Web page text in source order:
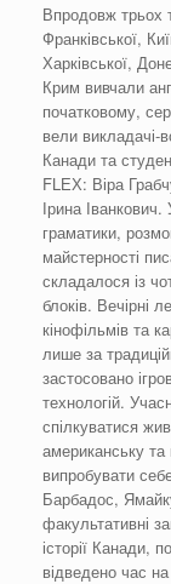
Впродовж трьох
Франківської,
Харківської,
Крим вивчали
початковому,
вели викладачі-
Канади та
FLЕХ: Віра
Ірина
граматики,
майстерності
складалося із
блоків. Вечірні
кінофільмів та
лише за
застосовано
технологій.
спілкуватися
американську та
випробувати
Барбадос,
факультативні
історії Канади,
відведено час на